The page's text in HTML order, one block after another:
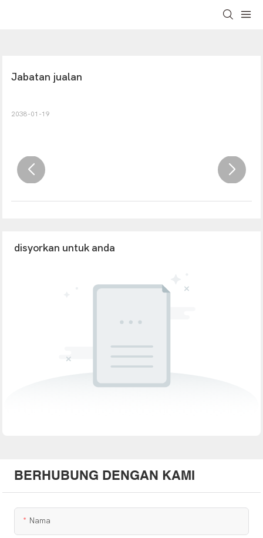
Jabatan jualan
2038-01-19
disyorkan untuk anda
BERHUBUNG DENGAN KAMI
Nama